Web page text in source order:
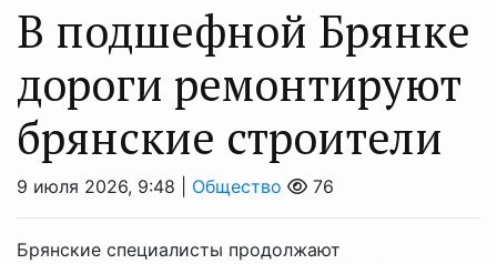
В подшефной Брянке
дороги ремонтируют
брянские строители
9 июля 2026, 9:48 | Общество 76
Брянские специалисты продолжают